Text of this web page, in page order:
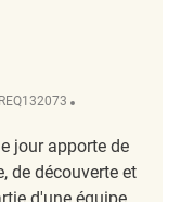
ReqId
REQ132073
jour apporte de
de découverte et
d'une équipe